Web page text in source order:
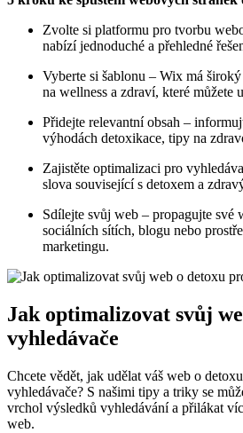
Zvolte si platformu pro tvorbu
nabízí jednoduché a přehledné
Vyberte si šablonu – Wix má
na wellness a zdraví, které můžete
Přidejte relevantní obsah –
výhodách detoxikace, tipy na
Zajistěte optimalizaci pro
slova související s detoxem a
Sdílejte svůj web – propagujte své
sociálních sítích, blogu nebo
marketingu.
Jak optimalizovat svůj
vyhledávače
Chcete vědět, jak udělat váš web o
vyhledávače? S našimi tipy a triky se
vrchol výsledků vyhledávání a přilákat
web.